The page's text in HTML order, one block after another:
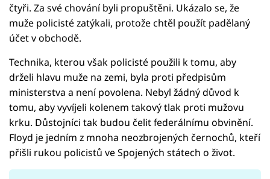
čtyři. Za své chování byli propuštěni. Ukázalo se, že
muže policisté zatýkali, protože chtěl použít padělaný
účet v obchodě.
Technika, kterou však policisté použili k tomu, aby
drželi hlavu muže na zemi, byla proti předpisům
ministerstva a není povolena. Nebyl žádný důvod k
tomu, aby vyvíjeli kolenem takový tlak proti mužovu
krku. Důstojníci tak budou čelit federálnímu obvinění.
Floyd je jedním z mnoha neozbrojených černochů, kteří
přišli rukou policistů ve Spojených státech o život.